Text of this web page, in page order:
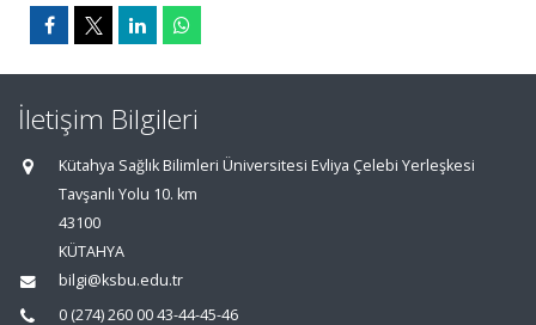
İletişim Bilgileri
Kütahya Sağlık Bilimleri Üniversitesi Evliya Çelebi Yerleşkesi
Tavşanlı Yolu 10. km
43100
KÜTAHYA
bilgi@ksbu.edu.tr
0 (274) 260 00 43-44-45-46